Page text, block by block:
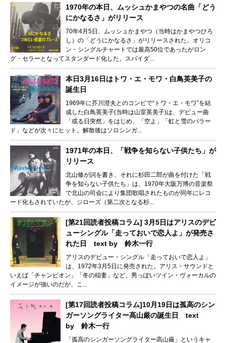
1970年の本日、ムッシュかまやつの名曲「どう
にかなるさ」がリリース
70年4月5日、ムッシュかまやつ（当時はかまやつひろ
し）の「どうにかなるさ」がリリースされた。オリコ
ン・シングルチャートでは最高50位であったがロン
グ・セラーとなってスタンダード化した。スパイダ...
本日3月16日はトワ・エ・モワ・白鳥英美子の
誕生日
1969年に芥川澄夫とのコンビで“トワ・エ・モワ”を結
成した白鳥英美子(当時は山室英美子)は、デビュー曲
「或る日突然」をはじめ、「空よ」「虹と雪のバラー
ド」などが次々にヒット。解散後はソロシンガ...
1971年の本日、「戦争を知らない子供たち」が
リリース
北山修が詞を書き、それに杉田二郎が曲を付けた「戦
争を知らない子供たち」は、1970年大阪万博の音楽祭
で北山の司会により集団歌唱されたものが同年にレコ
ード化もされていたが、ジローズ（第二次となる杉...
[第21回読者投稿コラム] 3月5日はアリスのデビ
ューシングル「走っておいで恋人よ」が発売さ
れた日 text by 鈴木一行
アリスのデビュー・シングル「走っておいで恋人よ」
は、1972年3月5日に発売された。アリス・サウンドと
いえば「チャンピオン」「冬の稲妻」など、男っぽいツイン・ヴォーカルの
イメージが強いのだが、こ...
[第17回読者投稿コラム]10月19日は孤高のシン
ガーソングライター高山厳の誕生日 text
by 鈴木一行
「孤高のシンガーソングライター高山厳」というキャ